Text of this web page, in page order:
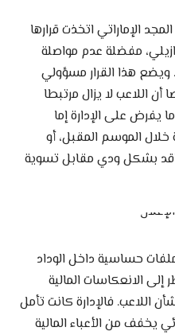
الإماراتي اتخذت قرارها
مفضلة عدم مواصلة
ويضع هذا القرار مسؤولي
اللاعب لا يزال مرتبطا
على الإدارة إما
الموسم المقبل، أو
بشكل ودي مقابل تسوية
حساسية داخل الوداد
الانعكاسات المالية
اللاعب. فالإدارة كانت تأمل
يخفف من الأعباء المالية